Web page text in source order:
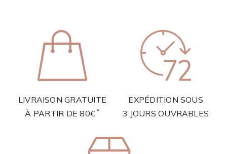
LIVRAISON GRATUITE
À PARTIR DE 80€*
EXPÉDITION SOUS
3 JOURS OUVRABLES